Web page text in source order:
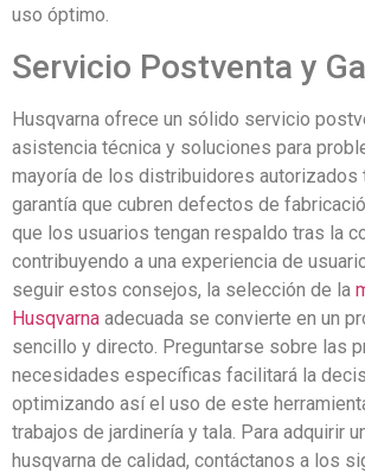
uso óptimo.
Servicio Postventa y
Husqvarna ofrece un sólido servicio
asistencia técnica y soluciones para
mayoría de los distribuidores autorizados
garantía que cubren defectos de
que los usuarios tengan respaldo tras la
contribuyendo a una experiencia de
seguir estos consejos, la selección de la
Husqvarna adecuada se convierte en un
sencillo y directo. Preguntarse sobre las
necesidades específicas facilitará la
optimizando así el uso de este
trabajos de jardinería y tala. Para adquirir
husqvarna de calidad, contáctanos a los